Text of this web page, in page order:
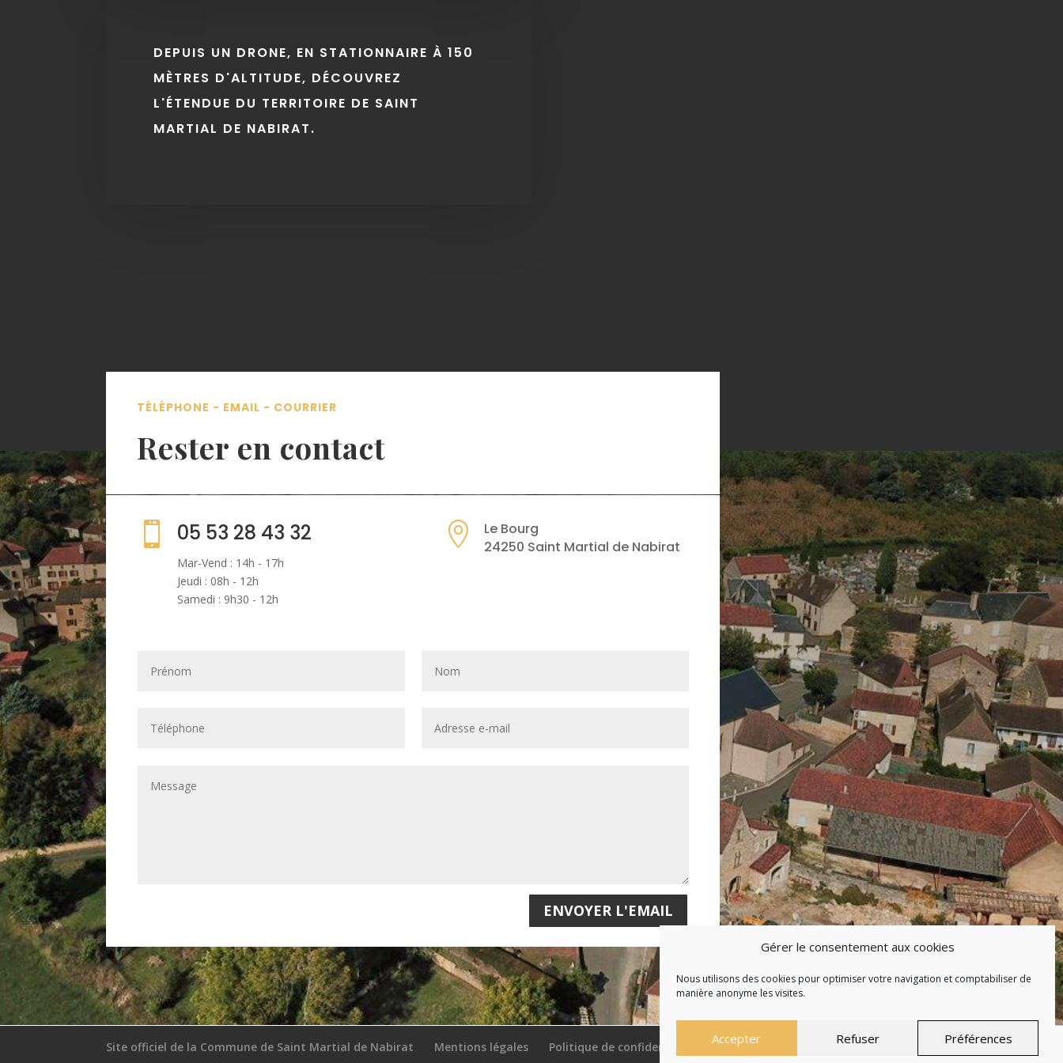
Gérer le consentement aux cookies
Nous utilisons des cookies pour optimiser votre navigation et comptabiliser de
manière anonyme les visites.
Accepter Refuser Préférences
DEPUIS UN DRONE, EN STATIONNAIRE À 150
MÈTRES D'ALTITUDE, DÉCOUVREZ
L'ÉTENDUE DU TERRITOIRE DE SAINT
MARTIAL DE NABIRAT.
TÉLÉPHONE - EMAIL - COURRIER
Rester en contact
 05 53 28 43 32
Mar-Vend : 14h - 17h
Jeudi : 08h - 12h
Samedi : 9h30 - 12h

Le Bourg
24250 Saint Martial de Nabirat
ENVOYER L'EMAIL
Site officiel de la Commune de Saint Martial de Nabirat Mentions légales Politique de confidentialité